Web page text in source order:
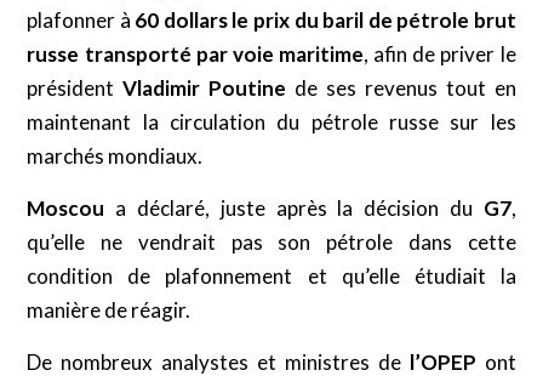
plafonner à 60 dollars le prix du baril de pétrole brut
russe transporté par voie maritime, afin de priver le
présidentVladimir Poutine de ses revenus tout en
maintenant la circulation du pétrole russe sur les
marchés mondiaux.
Moscou a déclaré, juste après la décision du G7,
qu’elle ne vendrait pas son pétrole dans cette
condition de plafonnement et qu’elle étudiait la
manière de réagir.
De nombreux analystes et ministres de l’OPEP ont